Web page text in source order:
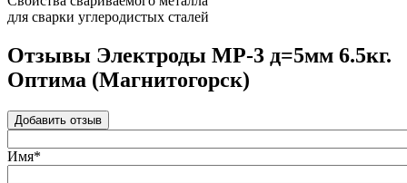
для сварки углеродистых сталей
Отзывы Электроды МР-3 д=5мм 6.5кг.
Оптима (Магнитогорск)
Добавить отзыв
Имя*